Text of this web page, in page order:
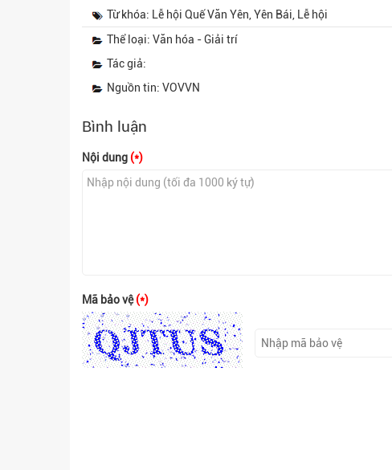
Từ khóa: Lễ hội Quế Văn Yên, Yên Bái, Lễ hội
Thể loại: Văn hóa - Giải trí
Tác giả:
Nguồn tin: VOVVN
Bình luận
Nội dung (*)
Mã bảo vệ(*)